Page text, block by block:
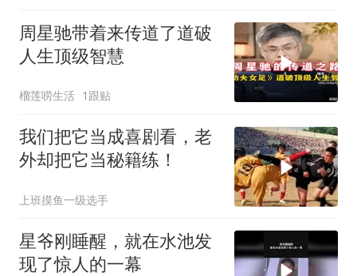
周星驰带着来传道了道破
人生顶级智慧
榴莲唠生活 1跟贴
我们把它当成喜剧看，老
外却把它当秘籍练！
上班摸鱼一级选手
星爷刚睡醒，就在水池发
现了惊人的一幕